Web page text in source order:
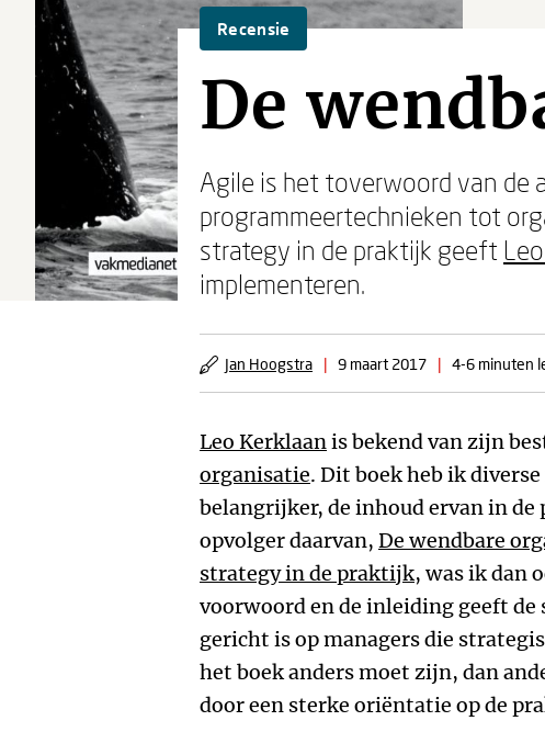
Recensie
De
Agile is het toverwoord van de
programmeertechnieken tot
strategy in de praktijk geeft
implementeren.
Jan Hoogstra | 9 maart 2017 | 4-6 minuten
Leo Kerklaanis bekend van zijn
organisatie. Dit boek heb ik
belangrijker, de inhoud ervan in de
opvolger daarvan, De wendbare
strategy in de praktijk, was ik dan
voorwoord en de inleiding geeft de
gericht is op managers die
het boek anders moet zijn, dan
door een sterke oriëntatie op de